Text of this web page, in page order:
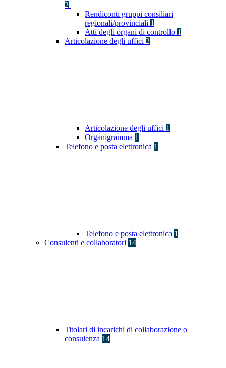
2
Rendiconti gruppi consiliari
regionali/provinciali 1
Atti degli organi di controllo 1
Articolazione degli uffici 2
Articolazione degli uffici 1
Organigramma 1
Telefono e posta elettronica 1
Telefono e posta elettronica 1
Consulenti e collaboratori 14
Titolari di incarichi di collaborazione o
consulenza 14